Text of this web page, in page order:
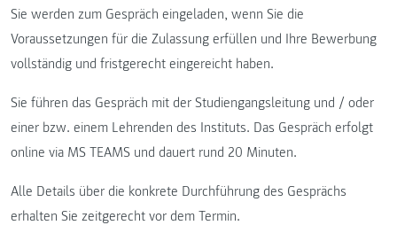
Sie werden zum Gespräch eingeladen, wenn Sie die
Voraussetzungen für die Zulassung erfüllen und Ihre Bewerbung
vollständig und fristgerecht eingereicht haben.
Sie führen das Gespräch mit der Studiengangsleitung und / oder
einer bzw. einem Lehrenden des Instituts. Das Gespräch erfolgt
online via MS TEAMS und dauert rund 20 Minuten.
Alle Details über die konkrete Durchführung des Gesprächs
erhalten Sie zeitgerecht vor dem Termin.